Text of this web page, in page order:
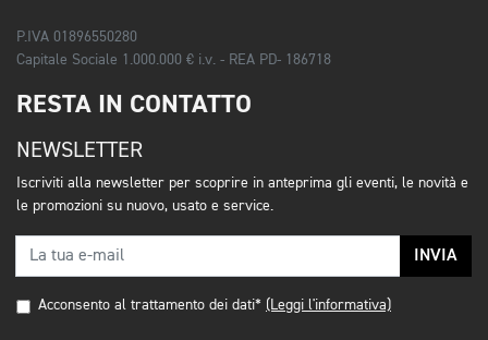
P.IVA 01896550280
Capitale Sociale 1.000.000 € i.v. - REA PD- 186718
RESTA IN CONTATTO
NEWSLETTER
Iscriviti alla newsletter per scoprire in anteprima gli eventi, le novità e
le promozioni su nuovo, usato e service.
INVIA
Acconsento al trattamento dei dati* (Leggi l'informativa)